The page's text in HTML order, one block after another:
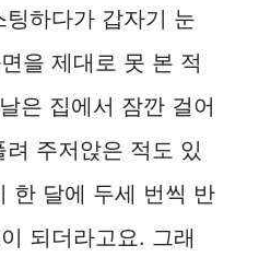
하다가 갑자기 눈
을 제대로 못 본 적
은 집에서 잠깐 걸어
주저앉은 적도 있
한 달에 두세 번씩 반
되더라고요. 그래